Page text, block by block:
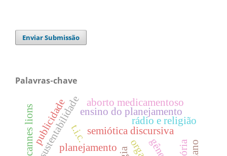
Enviar Submissão
Palavras-chave
t.i.c.semiótica discursiva
sustentabilidade rádio e religião
planejamento
ensino do planejamento
publicidade
cannes lions
aborto medicamentoso